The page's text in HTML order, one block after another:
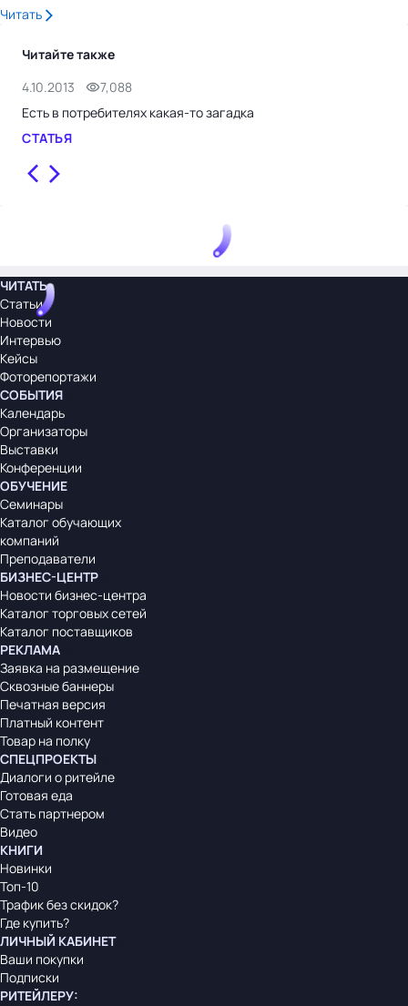
Читать
Читайте также
4.10.2013
7,088
Есть в потребителях какая-то загадка
СТАТЬЯ
ЧИТАТЬ
Статьи
Новости
Интервью
Кейсы
Фоторепортажи
СОБЫТИЯ
Календарь
Организаторы
Выставки
Конференции
ОБУЧЕНИЕ
Семинары
Каталог обучающих
компаний
Преподаватели
БИЗНЕС-ЦЕНТР
Новости бизнес-центра
Каталог торговых сетей
Каталог поставщиков
РЕКЛАМА
Заявка на размещение
Сквозные баннеры
Печатная версия
Платный контент
Товар на полку
СПЕЦПРОЕКТЫ
Диалоги о ритейле
Готовая еда
Стать партнером
Видео
КНИГИ
Новинки
Топ-10
Трафик без скидок?
Где купить?
ЛИЧНЫЙ КАБИНЕТ
Ваши покупки
Подписки
РИТЕЙЛЕРУ: